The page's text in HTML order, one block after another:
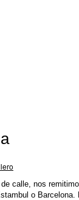
calle, nos
o